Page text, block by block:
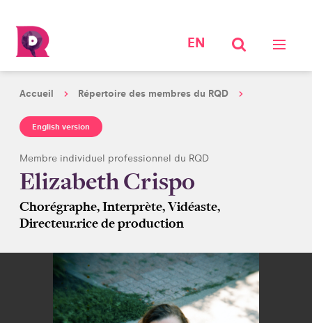
EN
Accueil Répertoire des membres du RQD
English version
Membre individuel professionnel du RQD
Elizabeth Crispo
Chorégraphe, Interprète, Vidéaste,
Directeur.rice de production